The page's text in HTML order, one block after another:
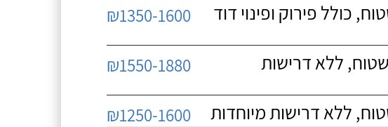
על גג שטוח, כולל פירוק ופינוי דוד
₪1350-1600
על גג שטוח, ללא דרישות
₪1550-1880
₪1250-1600